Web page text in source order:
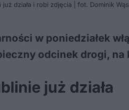
działa i robi zdjęcia | fot. Dominik
w poniedziałek
odcinek drogi,
już działa